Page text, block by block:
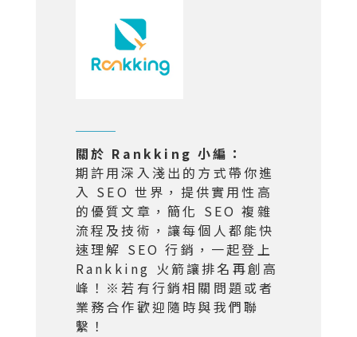
關於 Rankking 小編：
期許用深入淺出的方式帶你進
入 SEO 世界，提供實用性高
的優質文章，簡化 SEO 複雜
流程及技術，讓每個人都能快
速理解 SEO 行銷，一起登上
Rankking 火箭讓排名再創高
峰！※若有行銷相關問題或者
業務合作歡迎隨時與我們聯
繫！